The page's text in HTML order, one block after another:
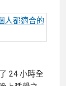
24 小時全